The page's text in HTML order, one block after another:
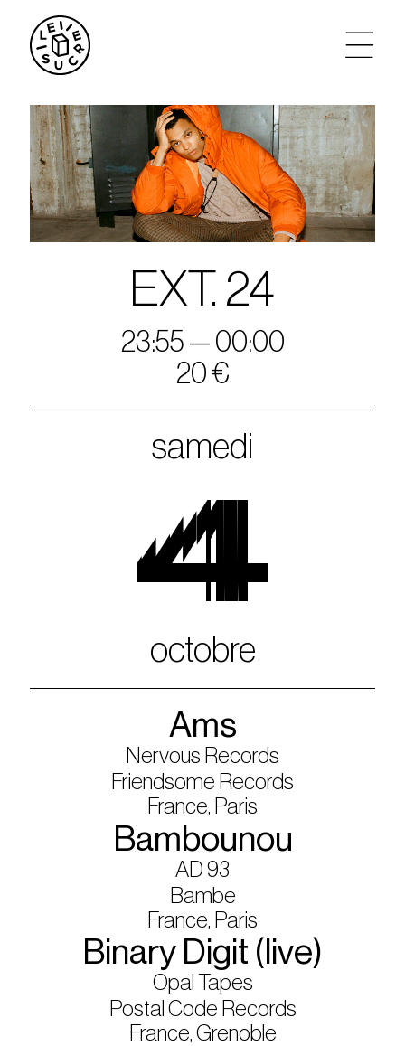
artistes
agenda
tickets
le sucre max
privatisations
EXT. 24
23:55 — 00:00
20 €
samedi
4
octobre
Ams
Nervous Records
Friendsome Records
France, Paris
Bambounou
AD 93
Bambe
France, Paris
Binary Digit (live)
Opal Tapes
Postal Code Records
France, Grenoble